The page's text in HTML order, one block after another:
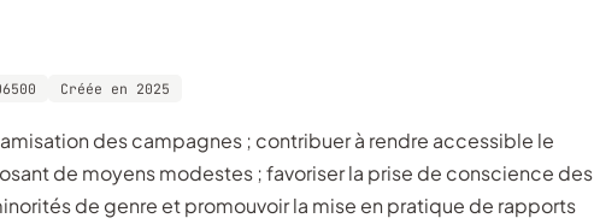
Créée en 2025
de moyens modestes ; favoriser la prise de conscience des
de genre et promouvoir la mise en pratique de rapports